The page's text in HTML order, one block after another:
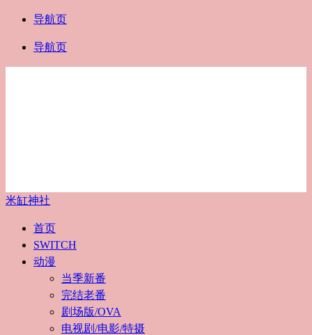
导航页
导航页
米缸神社
首页
SWITCH
动漫
当季新番
完结老番
剧场版/OVA
电视剧/电影/特摄